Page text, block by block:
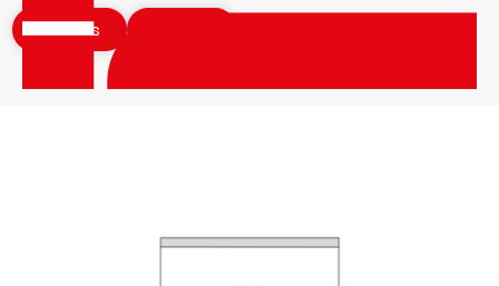
Articles